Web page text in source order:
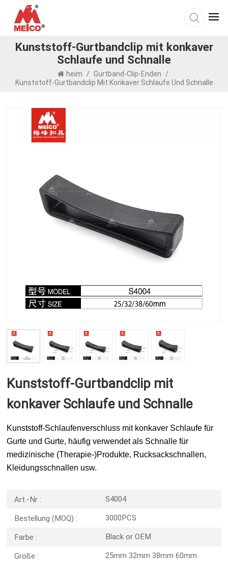
Kunststoff-Gurtbandclip mit konkaver
Schlaufe und Schnalle
heim / Gurtband-Clip-Enden
/
Kunststoff-Gurtbandclip Mit Konkaver Schlaufe Und Schnalle
Kunststoff-Gurtbandclip mit
konkaver Schlaufe und Schnalle
Kunststoff-Schlaufenverschluss mit konkaver Schlaufe für
Gurte und Gurte, häufig verwendet als Schnalle für
medizinische (Therapie-)Produkte, Rucksackschnallen,
Kleidungsschnallen usw.
Art.-Nr : S4004
Bestellung (MOQ) : 3000PCS
Farbe : Black or OEM
Größe : 25mm 32mm 38mm 60mm